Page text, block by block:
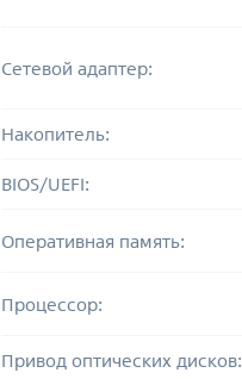
Сетевой адаптер:
Накопитель:
BIOS/UEFI:
Оперативная память:
Процессор:
Привод оптических дисков: